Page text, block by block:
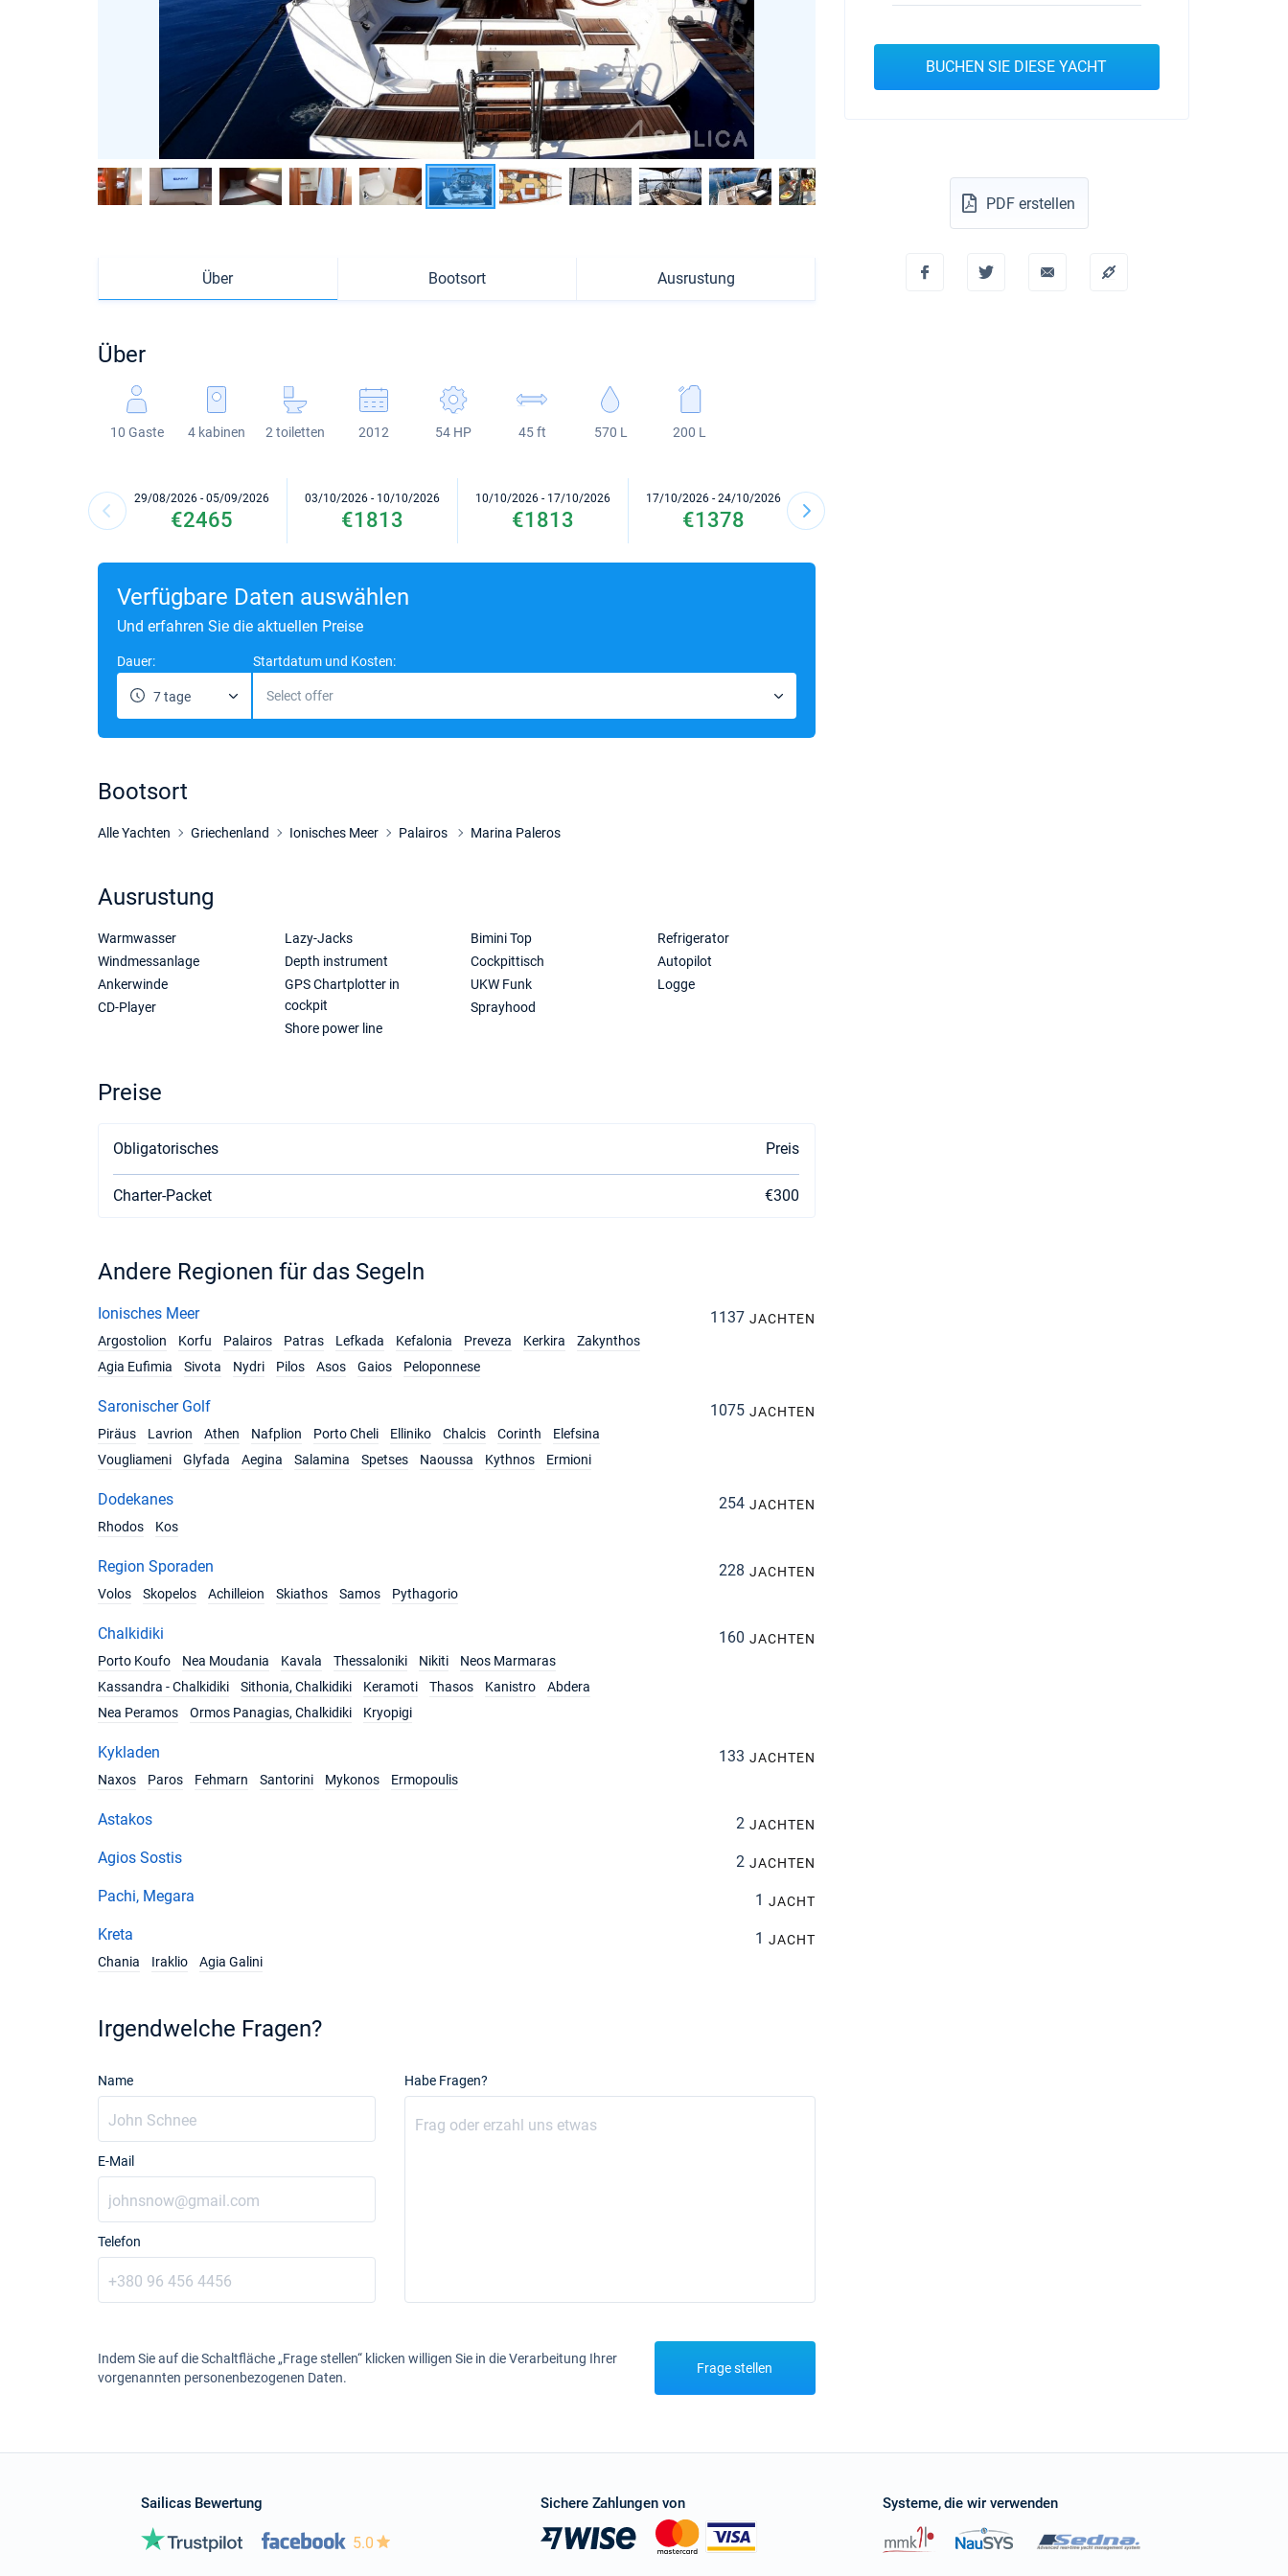
Über Bootsort Ausrustung
Über
10 Gaste 4 kabinen 2 toiletten 2012 54 HP 45 ft 570 L 200 L
29/08/2026 - 05/09/2026
€2465
03/10/2026 - 10/10/2026
€1813
10/10/2026 - 17/10/2026
€1813
17/10/2026 - 24/10/2026
€1378
24/10/2026 - 31/10/2026
Verfügbare Daten auswählen
Und erfahren Sie die aktuellen Preise
Dauer:
7 tage
Startdatum und Kosten:
Select offer
Bootsort
Alle Yachten Griechenland Ionisches Meer Palairos Marina Paleros
Ausrustung
Warmwasser
Windmessanlage
Ankerwinde
CD-Player
Lazy-Jacks
Depth instrument
GPS Chartplotter in
cockpit
Shore power line
Bimini Top
Cockpittisch
UKW Funk
Sprayhood
Refrigerator
Autopilot
Logge
Preise
Obligatorisches Preis
Charter-Packet €300
Andere Regionen für das Segeln
Ionisches Meer 1137 JACHTEN
Argostolion
Korfu Palairos Patras Lefkada Kefalonia Preveza Kerkira
Zakynthos
Agia Eufimia
Sivota Nydri Pilos Asos Gaios Peloponnese
Saronischer Golf 1075 JACHTEN
Piräus
Lavrion Athen Nafplion Porto Cheli Elliniko Chalcis Corinth
Elefsina
Vougliameni
Glyfada Aegina Salamina Spetses Naoussa Kythnos Ermioni
Dodekanes 254 JACHTEN
Rhodos
Kos
Region Sporaden 228 JACHTEN
Volos
Skopelos Achilleion Skiathos Samos Pythagorio
Chalkidiki 160 JACHTEN
Porto Koufo
Nea Moudania Kavala Thessaloniki Nikiti
Neos Marmaras
Kassandra - Chalkidiki
Sithonia, Chalkidiki Keramoti Thasos Kanistro
Abdera
Nea Peramos
Ormos Panagias, Chalkidiki Kryopigi
Kykladen 133 JACHTEN
Naxos
Paros Fehmarn Santorini Mykonos Ermopoulis
Astakos 2 JACHTEN
Agios Sostis 2 JACHTEN
Pachi, Megara 1 JACHT
Kreta 1 JACHT
Chania
Iraklio Agia Galini
Irgendwelche Fragen?
Name
E-Mail
Telefon
Habe Fragen?
Indem Sie auf die Schaltfläche „Frage stellen“ klicken willigen Sie in die Verarbeitung Ihrer
vorgenannten personenbezogenen Daten.
Frage stellen
BUCHEN SIE DIESE YACHT
PDF erstellen
Sailicas Bewertung
5.0
Sichere Zahlungen von Systeme, die wir verwenden